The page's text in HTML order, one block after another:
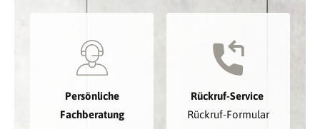
Persönliche
Fachberatung
Rückruf-Service
Rückruf-Formular